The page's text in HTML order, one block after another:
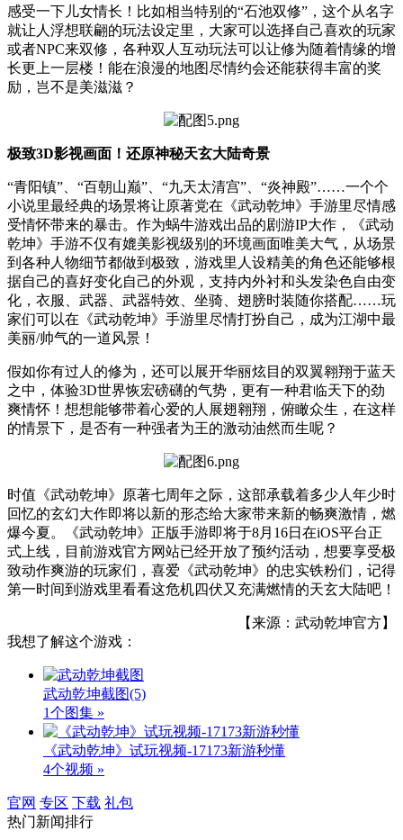
感受一下儿女情长！比如相当特别的“石池双修”，这个从名字
就让人浮想联翩的玩法设定里，大家可以选择自己喜欢的玩家
或者NPC来双修，各种双人互动玩法可以让修为随着情缘的增
长更上一层楼！能在浪漫的地图尽情约会还能获得丰富的奖
励，岂不是美滋滋？
极致3D影视画面！还原神秘天玄大陆奇景
“青阳镇”、“百朝山巅”、“九天太清宫”、“炎神殿”……一个个
小说里最经典的场景将让原著党在《武动乾坤》手游里尽情感
受情怀带来的暴击。作为蜗牛游戏出品的剧游IP大作，《武动
乾坤》手游不仅有媲美影视级别的环境画面唯美大气，从场景
到各种人物细节都做到极致，游戏里人设精美的角色还能够根
据自己的喜好变化自己的外观，支持内外衬和头发染色自由变
化，衣服、武器、武器特效、坐骑、翅膀时装随你搭配……玩
家们可以在《武动乾坤》手游里尽情打扮自己，成为江湖中最
美丽/帅气的一道风景！
假如你有过人的修为，还可以展开华丽炫目的双翼翱翔于蓝天
之中，体验3D世界恢宏磅礴的气势，更有一种君临天下的劲
爽情怀！想想能够带着心爱的人展翅翱翔，俯瞰众生，在这样
的情景下，是否有一种强者为王的激动油然而生呢？
时值《武动乾坤》原著七周年之际，这部承载着多少人年少时
回忆的玄幻大作即将以新的形态给大家带来新的畅爽激情，燃
爆今夏。《武动乾坤》正版手游即将于8月16日在iOS平台正
式上线，目前游戏官方网站已经开放了预约活动，想要享受极
致动作爽游的玩家们，喜爱《武动乾坤》的忠实铁粉们，记得
第一时间到游戏里看看这危机四伏又充满燃情的天玄大陆吧！
【来源：武动乾坤官方】
我想了解这个游戏：
武动乾坤截图(5)
1个图集 »
《武动乾坤》试玩视频-17173新游秒懂
4个视频 »
官网 专区 下载 礼包
热门新闻排行